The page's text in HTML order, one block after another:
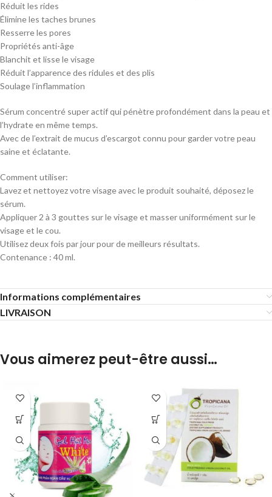
Réduit les rides
Élimine les taches brunes
Resserre les pores
Propriétés anti-âge
Blanchit et lisse le visage
Réduit l’apparence des ridules et des plis
Soulage l’inflammation
Sérum concentré super actif qui pénètre profondément dans la peau et
l’hydrate en même temps.
Avec de l’extrait de mucus d’escargot connu pour garder votre peau
saine et éclatante.
Comment utiliser:
Lavez et nettoyez votre visage avec le produit souhaité, déposez le
sérum.
Appliquer 2 à 3 gouttes sur le visage et masser uniformément sur le
visage et le cou.
Utilisez deux fois par jour pour de meilleurs résultats.
Contenance : 40 ml.
Informations complémentaires
LIVRAISON
Vous aimerez peut-être aussi…